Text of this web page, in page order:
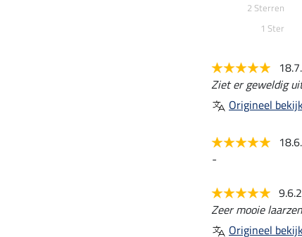
2 Sterren
1 Ster
Ziet er geweldig
Origineel
-
Zeer mooie
Origineel